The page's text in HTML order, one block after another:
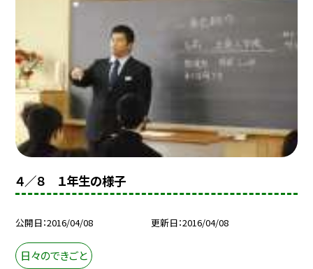
４／８ １年生の様子
公開日 2016/04/08 更新日 2016/04/08
日々のできごと